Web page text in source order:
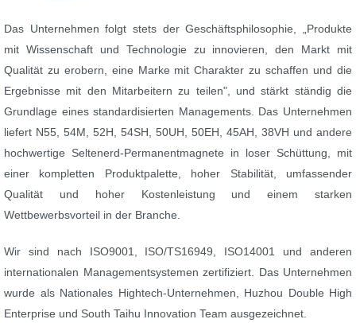
Das Unternehmen folgt stets der Geschäftsphilosophie, „Produkte
mit Wissenschaft und Technologie zu innovieren, den Markt mit
Qualität zu erobern, eine Marke mit Charakter zu schaffen und die
Ergebnisse mit den Mitarbeitern zu teilen", und stärkt ständig die
Grundlage eines standardisierten Managements. Das Unternehmen
liefert N55, 54M, 52H, 54SH, 50UH, 50EH, 45AH, 38VH und andere
hochwertige Seltenerd-Permanentmagnete in loser Schüttung, mit
einer kompletten Produktpalette, hoher Stabilität, umfassender
Qualität und hoher Kostenleistung und einem starken
Wettbewerbsvorteil in der Branche.
Wir sind nach ISO9001, ISO/TS16949, ISO14001 und anderen
internationalen Managementsystemen zertifiziert. Das Unternehmen
wurde als Nationales Hightech-Unternehmen, Huzhou Double High
Enterprise und South Taihu Innovation Team ausgezeichnet.